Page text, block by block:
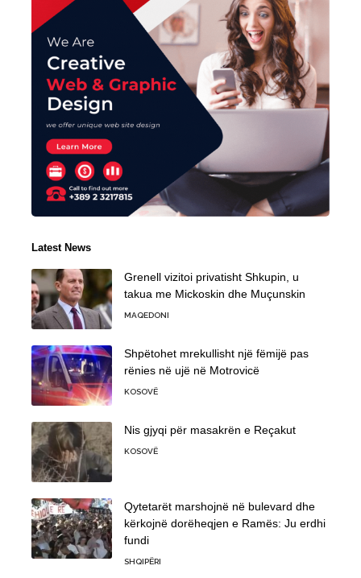
Latest News
Grenell vizitoi privatisht Shkupin, u
takua me Mickoskin dhe Muçunskin
MAQEDONI
Shpëtohet mrekullisht një fëmijë pas
rënies në ujë në Motrovicë
KOSOVË
Nis gjyqi për masakrën e Reçakut
KOSOVË
Qytetarët marshojnë në bulevard dhe
kërkojnë dorëheqjen e Ramës: Ju erdhi
fundi
SHQIPËRI